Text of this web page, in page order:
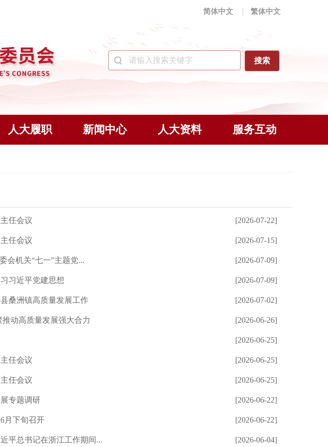
简体中文 繁体中文
人大履职 新闻中心 人大资料 服务互动
任会议 [2026-07-22]
任会议 [2026-07-15]
会机关“七一”主题党... [2026-07-09]
习近平党建思想 [2026-07-09]
桑洲镇高质量发展工作 [2026-07-02]
动高质量发展强大合力 [2026-06-26]
[2026-06-25]
任会议 [2026-06-25]
任会议 [2026-06-25]
专题调研 [2026-06-22]
月下旬召开 [2026-06-22]
平总书记在浙江工作期间... [2026-06-04]